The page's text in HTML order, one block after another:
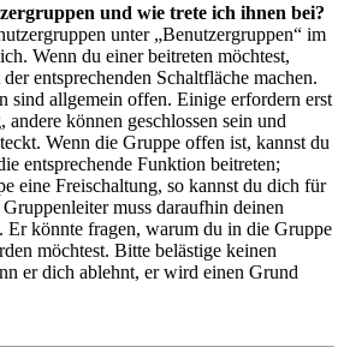
und wie trete ich ihnen bei?
unter „Benutzergruppen“ im
Wenn du einer beitreten möchtest,
entsprechenden Schaltfläche machen.
sind allgemein offen. Einige erfordern erst
andere können geschlossen sein und
Wenn die Gruppe offen ist, kannst du
entsprechende Funktion beitreten;
eine Freischaltung, so kannst du dich für
muss daraufhin deinen
Er könnte fragen, warum du in die Gruppe
möchtest. Bitte belästige keinen
er dich ablehnt, er wird einen Grund